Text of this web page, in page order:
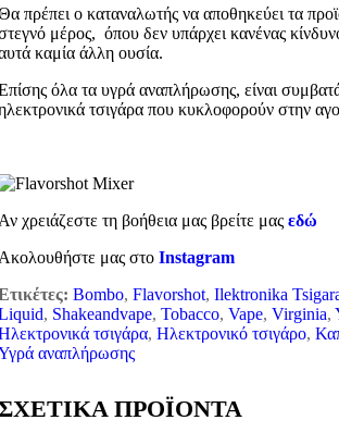
πρέπει ο καταναλωτής να αποθηκεύει τα
μέρος, όπου δεν υπάρχει κανένας
καμία άλλη ουσία.
όλα τα υγρά αναπλήρωσης, είναι
τσιγάρα που κυκλοφορούν στην
χρειάζεστε τη βοήθεια μας βρείτε μας εδώ
μας στο Instagram
Bombo, Flavorshot, Ilektronika
, Shakeandvape, Tobacco, Vape, Virginia,
τσιγάρα, Ηλεκτρονικό τσιγάρο,
αναπλήρωσης
ΠΡΟΪΟΝΤΑ